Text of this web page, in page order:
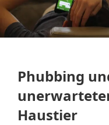
Phubbing
Haustier